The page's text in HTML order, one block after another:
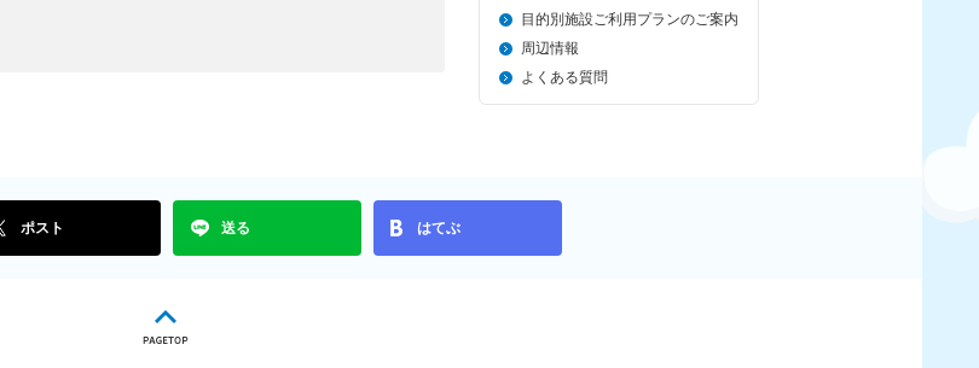
目的別施設ご利用プランのご案内
周辺情報
よくある質問
ポスト 送る はてぶ